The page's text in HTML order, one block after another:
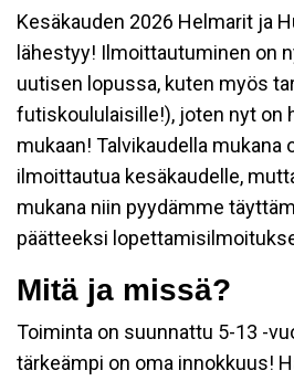
Kesäkauden 2026 Helmarit ja
lähestyy! Ilmoittautuminen on
uutisen lopussa, kuten myös
futiskoululaisille!), joten nyt on
mukaan! Talvikaudella mukana
ilmoittautua kesäkaudelle,
mukana niin pyydämme
päätteeksi
Mitä ja missä?
Toiminta on suunnattu 5-13 -
tärkeämpi on oma innokkuus!